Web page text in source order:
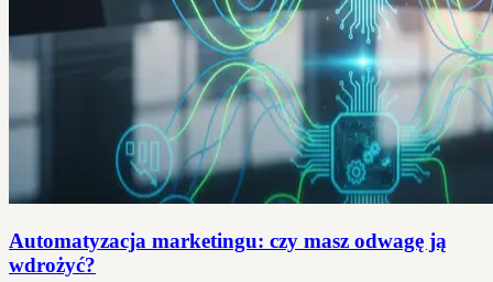
Automatyzacja marketingu: czy masz odwagę ją
wdrożyć?